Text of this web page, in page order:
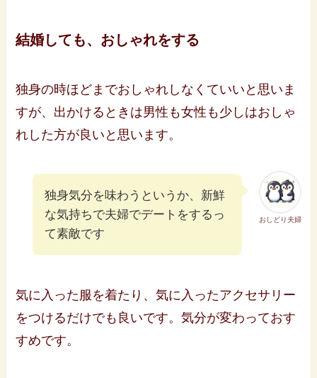
結婚しても、おしゃれをする
独身の時ほどまでおしゃれしなくていいと思いま
すが、出かけるときは男性も女性も少しはおしゃ
れした方が良いと思います。
おしどり夫婦
独身気分を味わうというか、新鮮
な気持ちで夫婦でデートをするっ
て素敵です
気に入った服を着たり、気に入ったアクセサリー
をつけるだけでも良いです。気分が変わっておす
すめです。